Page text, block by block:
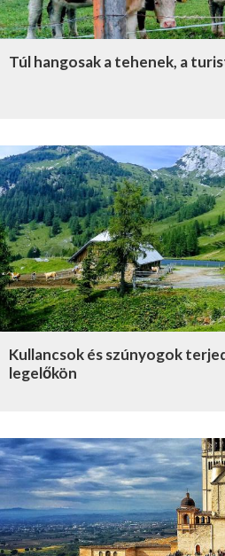
Túl hangosak a tehenek, a
Kullancsok és szúnyogok
legelőkön